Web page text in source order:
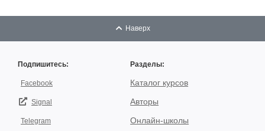
Наверх
Подпишитесь:
Facebook
Signal
Telegram
Разделы:
Каталог курсов
Авторы
Онлайн-школы